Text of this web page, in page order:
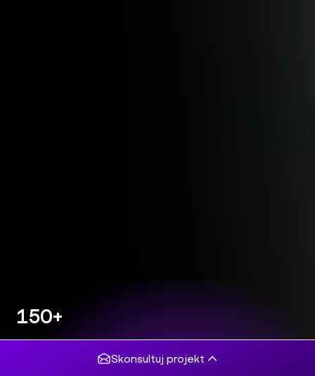
Skonsultuj projekt
150+
projektówkomercyjnych